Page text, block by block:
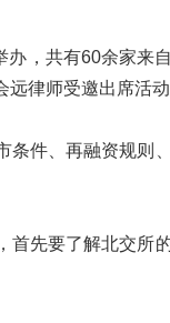
，共有60余家
律师受邀出席活
件、再融资规则
先要了解北交